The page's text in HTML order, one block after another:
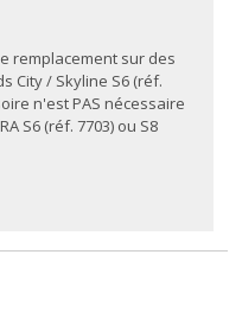
remplacement sur des
City / Skyline S6 (réf.
n'est PAS nécessaire
S6 (réf. 7703) ou S8